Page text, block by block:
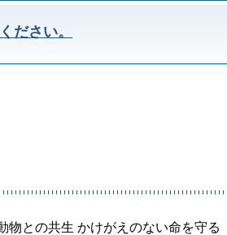
ださい。
物との共生 かけがえのない命を守る